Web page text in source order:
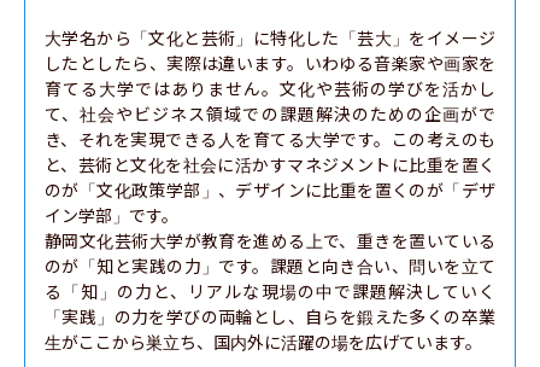
大学名から「文化と芸術」に特化した「芸大」をイメージ
したとしたら、実際は違います。いわゆる音楽家や画家を
育てる大学ではありません。文化や芸術の学びを活かし
て、社会やビジネス領域での課題解決のための企画がで
き、それを実現できる人を育てる大学です。この考えのも
と、芸術と文化を社会に活かすマネジメントに比重を置く
のが「文化政策学部」、デザインに比重を置くのが「デザ
イン学部」です。
静岡文化芸術大学が教育を進める上で、重きを置いている
のが「知と実践の力」です。課題と向き合い、問いを立て
る「知」の力と、リアルな現場の中で課題解決していく
「実践」の力を学びの両輪とし、自らを鍛えた多くの卒業
生がここから巣立ち、国内外に活躍の場を広げています。